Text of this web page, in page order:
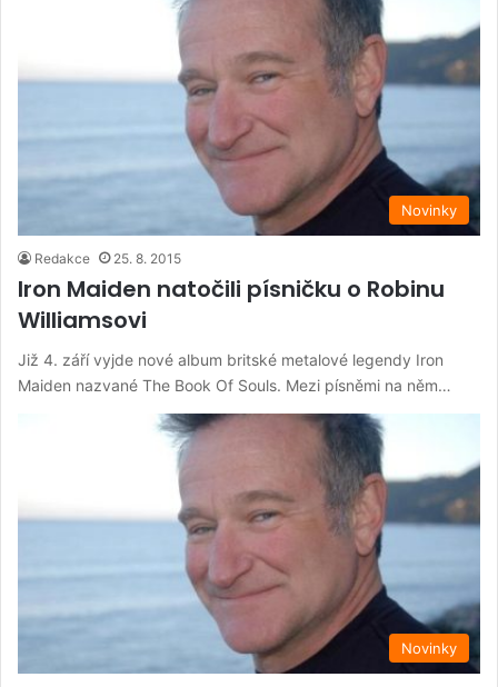
Novinky
Redakce 25. 8. 2015
Iron Maiden natočili písničku o Robinu
Williamsovi
Již 4. září vyjde nové album britské metalové legendy Iron
Maiden nazvané The Book Of Souls. Mezi písněmi na něm…
Novinky